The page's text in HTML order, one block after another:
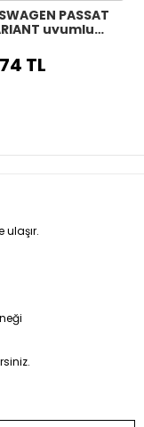
PASSAT
uyumlu
kılıfı siyah
TL
ulaşır.